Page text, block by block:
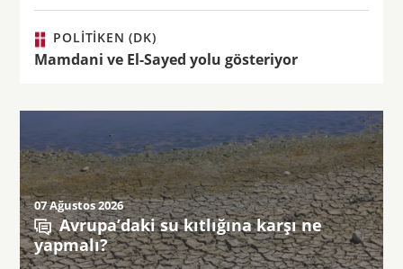
POLITIKEN (DK)
Mamdani ve El-Sayed yolu gösteriyor
07 Ağustos 2026
Avrupa’daki su kıtlığına karşı ne
yapmalı?